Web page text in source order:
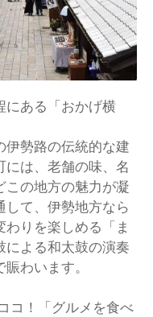
にある「おかげ横
伊勢路の伝統的な建
には、老舗の味、名
この地方の魅力が凝
して、伊勢地方なら
りを楽しめる「ま
による和太鼓の演奏
賑わいます。
コ！「グルメを食べ